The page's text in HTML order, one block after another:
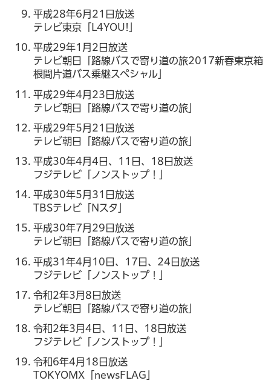
平成28年6月21日放送
テレビ東京「L4YOU!」
平成29年1月2日放送
テレビ朝日「路線バスで寄り道の旅2017新春東京箱
根間片道バス乗継スペシャル」
平成29年4月23日放送
テレビ朝日「路線バスで寄り道の旅」
平成29年5月21日放送
テレビ朝日「路線バスで寄り道の旅」
平成30年4月4日、11日、18日放送
フジテレビ「ノンストップ！」
平成30年5月31日放送
TBSテレビ「Nスタ」
平成30年7月29日放送
テレビ朝日「路線バスで寄り道の旅」
平成31年4月10日、17日、24日放送
フジテレビ「ノンストップ！」
令和2年3月8日放送
テレビ朝日「路線バスで寄り道の旅」
令和2年3月4日、11日、18日放送
フジテレビ「ノンストップ！」
令和6年4月18日放送
TOKYOMX「newsFLAG」